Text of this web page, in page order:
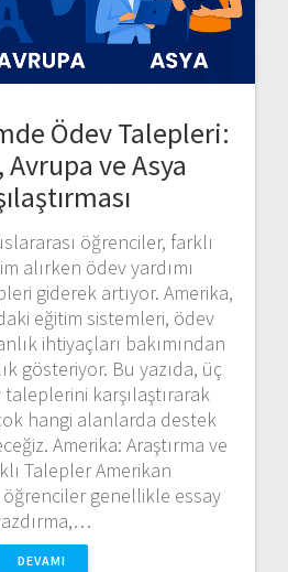
Ödev Talepleri:
ve Asya
öğrenciler, farklı
alırken ödev yardımı
giderek artıyor. Amerika,
eğitim sistemleri, ödev
ihtiyaçları bakımından
gösteriyor. Bu yazıda, üç
karşılaştırarak
hangi alanlarda destek
Amerika: Araştırma ve
Talepler Amerikan
genellikle essay
DEVAMI